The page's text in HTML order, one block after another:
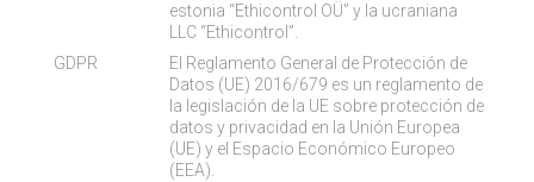
estonia “Ethicontrol OÜ” y la ucraniana
LLC “Ethicontrol”.
GDPR
El Reglamento General de Protección de
Datos (UE) 2016/679 es un reglamento de
la legislación de la UE sobre protección de
datos y privacidad en la Unión Europea
(UE) y el Espacio Económico Europeo
(EEA).